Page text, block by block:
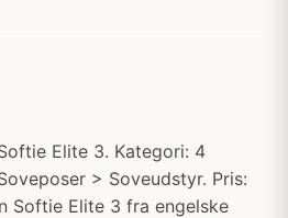
Elite 3. Kategori: 4
> Soveudstyr. Pris:
Softie Elite 3 fra engelske